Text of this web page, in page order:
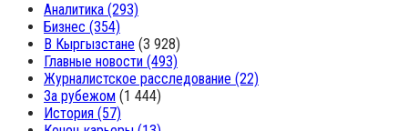
Аналитика (293)
Бизнес (354)
В Кыргызстане (3 928)
Главные новости (493)
Журналистское расследование (22)
За рубежом (1 444)
История (57)